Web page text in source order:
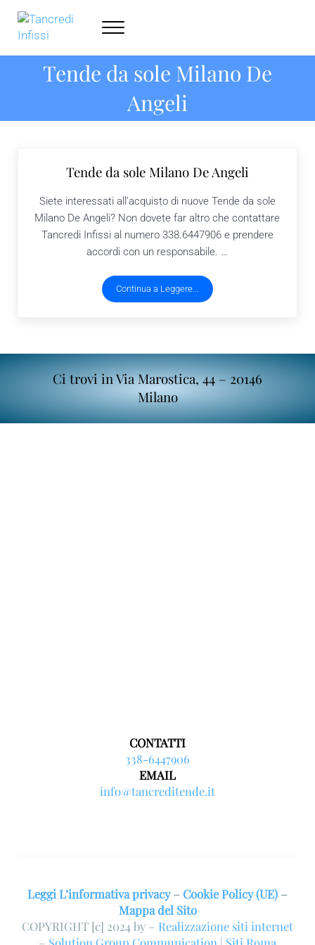
Skip to main content
Skip to header right navigation
Skip to site footer
Tancredi Infissi
Serramenti Milano - 338.6447906
Menu
Tende da sole Milano De
Angeli
Tende da sole Milano De Angeli
Siete interessati all’acquisto di nuove Tende da sole
Milano De Angeli? Non dovete far altro che contattare
Tancredi Infissi al numero 338.6447906 e prendere
accordi con un responsabile. …
Continua a Leggere...Tende da sole Milano De Angeli
Ci trovi in Via Marostica, 44 – 20146
Milano
CONTATTI
338-6447906
EMAIL
info@tancreditende.it
Leggi L’informativa privacy– Cookie Policy (UE) –
Mappa del Sito
COPYRIGHT [c] 2024 by – Realizzazione siti internet